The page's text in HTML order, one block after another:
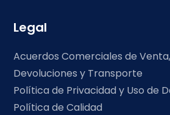
Legal
Acuerdos Comerciales de
Devoluciones y Transporte
Política de Privacidad y Uso de
Política de Calidad